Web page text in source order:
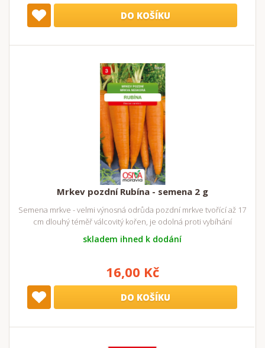
DO KOŠÍKU
Mrkev pozdní Rubína - semena 2 g
Semena mrkve - velmi výnosná odrůda pozdní mrkve tvořící až 17
cm dlouhý téměř válcovitý kořen, je odolná proti vybíhání
skladem ihned k dodání
16,00 Kč
DO KOŠÍKU